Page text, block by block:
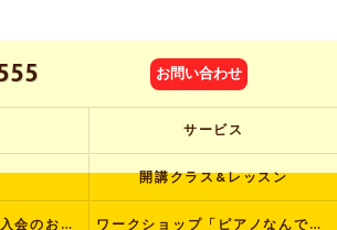
お問い合わせ
サービス
開講クラス&レッスン
レッスン希望・クラス入会のお申し込み ワークショップ「ピアノなんでも塾」